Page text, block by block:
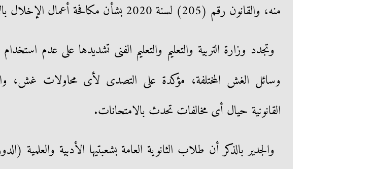
منه، والقانون رقم (205) لسنة 2020 بشأن مكافحة أعمال الإخلال بالامتحانات.
وتجدد وزارة التربية والتعليم والتعليم الفنى تشديدها على عدم
وسائل الغش المختلفة، مؤكدة على التصدى لأى محاولات غش،
القانونية حيال أى مخالفات تحدث بالامتحانات.
والجدير بالذكر أن طلاب الثانوية العامة بشعبتيها الأدبية والعلمية